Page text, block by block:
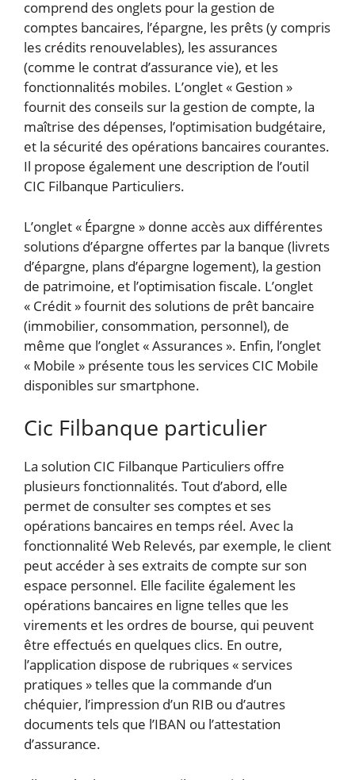
comprend des onglets pour la gestion de
comptes bancaires, l’épargne, les prêts (y compris
les crédits renouvelables), les assurances
(comme le contrat d’assurance vie), et les
fonctionnalités mobiles. L’onglet « Gestion »
fournit des conseils sur la gestion de compte, la
maîtrise des dépenses, l’optimisation budgétaire,
et la sécurité des opérations bancaires courantes.
Il propose également une description de l’outil
CIC Filbanque Particuliers.
L’onglet « Épargne » donne accès aux différentes
solutions d’épargne offertes par la banque (livrets
d’épargne, plans d’épargne logement), la gestion
de patrimoine, et l’optimisation fiscale. L’onglet
« Crédit » fournit des solutions de prêt bancaire
(immobilier, consommation, personnel), de
même que l’onglet « Assurances ». Enfin, l’onglet
« Mobile » présente tous les services CIC Mobile
disponibles sur smartphone.
Cic Filbanque particulier
La solution CIC Filbanque Particuliers offre
plusieurs fonctionnalités. Tout d’abord, elle
permet de consulter ses comptes et ses
opérations bancaires en temps réel. Avec la
fonctionnalité Web Relevés, par exemple, le client
peut accéder à ses extraits de compte sur son
espace personnel. Elle facilite également les
opérations bancaires en ligne telles que les
virements et les ordres de bourse, qui peuvent
être effectués en quelques clics. En outre,
l’application dispose de rubriques « services
pratiques » telles que la commande d’un
chéquier, l’impression d’un RIB ou d’autres
documents tels que l’IBAN ou l’attestation
d’assurance.